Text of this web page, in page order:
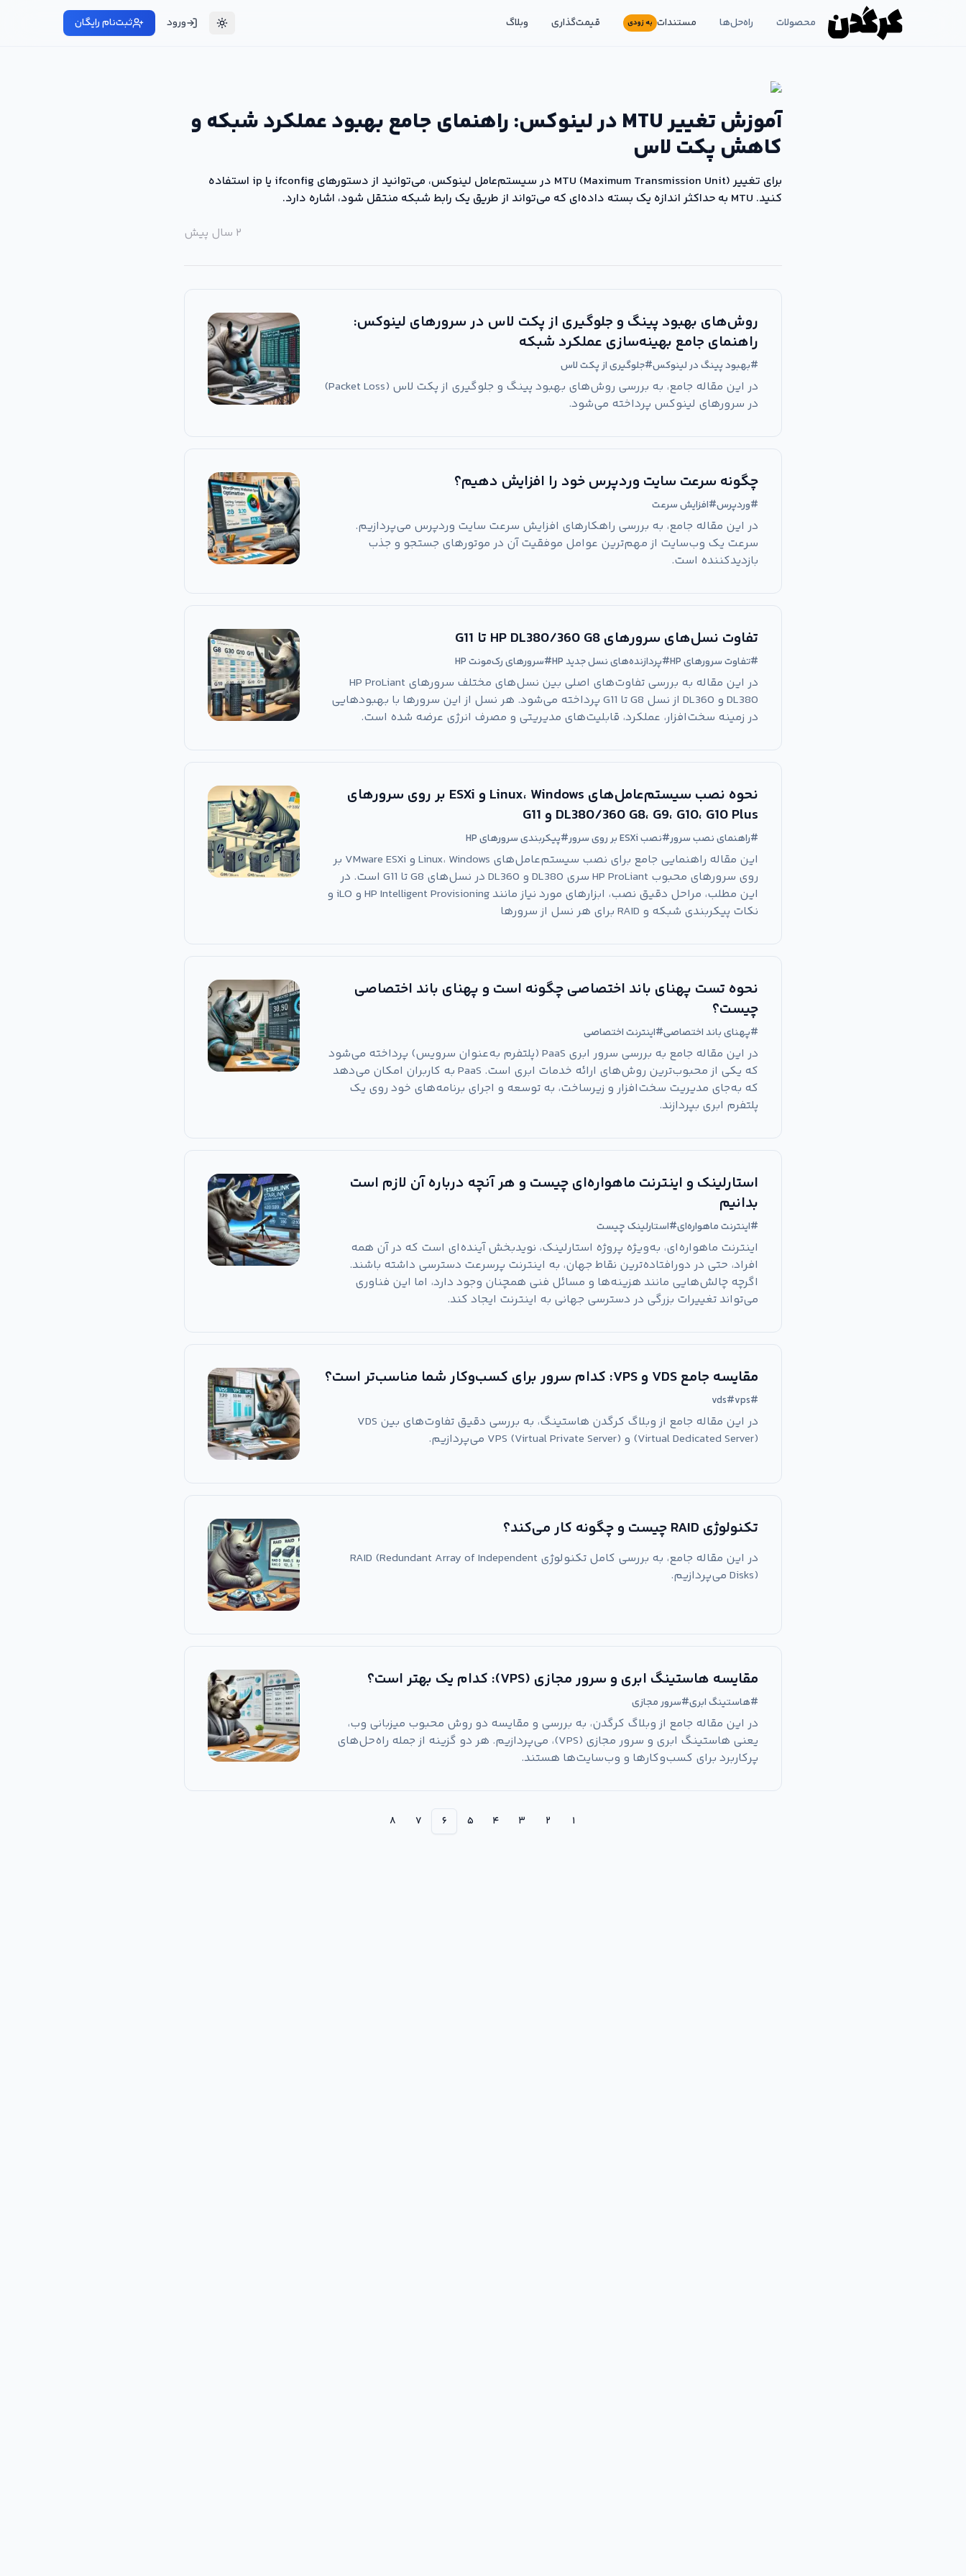
محصولات راه‌حل‌ها مستندات به زودی قیمت‌گذاری وبلاگ ورود ثبت‌نام رایگان
آموزش تغییر MTU در لینوکس: راهنمای جامع بهبود عملکرد شبکه و
کاهش پکت لاس
برای تغییر MTU (Maximum Transmission Unit) در سیستم‌عامل لینوکس، می‌توانید از دستورهای ifconfig یا ip استفاده
کنید. MTU به حداکثر اندازه یک بسته داده‌ای که می‌تواند از طریق یک رابط شبکه منتقل شود، اشاره دارد.
۲ سال پیش
روش‌های بهبود پینگ و جلوگیری از پکت لاس در سرورهای لینوکس:
راهنمای جامع بهینه‌سازی عملکرد شبکه
#بهبود پینگ در لینوکس#جلوگیری از پکت لاس
در این مقاله جامع، به بررسی روش‌های بهبود پینگ و جلوگیری از پکت لاس (Packet Loss)
در سرورهای لینوکس پرداخته می‌شود.
چگونه سرعت سایت وردپرس خود را افزایش دهیم؟
#وردپرس#افزایش سرعت
در این مقاله جامع، به بررسی راهکارهای افزایش سرعت سایت وردپرس می‌پردازیم.
سرعت یک وب‌سایت از مهم‌ترین عوامل موفقیت آن در موتورهای جستجو و جذب
بازدیدکننده است.
تفاوت نسل‌های سرورهای HP DL380/360 G8 تا G11
#تفاوت سرورهای HP #پردازنده‌های نسل جدید HP #سرورهای رک‌مونت HP
در این مقاله به بررسی تفاوت‌های اصلی بین نسل‌های مختلف سرورهای HP ProLiant
DL380 و DL360 از نسل G8 تا G11 پرداخته می‌شود. هر نسل از این سرورها با بهبودهایی
در زمینه سخت‌افزار، عملکرد، قابلیت‌های مدیریتی و مصرف انرژی عرضه شده است.
نحوه نصب سیستم‌عامل‌های Linux، Windows و ESXi بر روی سرورهای
DL380/360 G8، G9، G10، G10 Plus و G11
#راهنمای نصب سرور#نصب ESXi بر روی سرور #پیکربندی سرورهای HP
این مقاله راهنمایی جامع برای نصب سیستم‌عامل‌های Linux، Windows و VMware ESXi بر
روی سرورهای محبوب HP ProLiant سری DL380 و DL360 در نسل‌های G8 تا G11 است. در
این مطلب، مراحل دقیق نصب، ابزارهای مورد نیاز مانند HP Intelligent Provisioning و iLO و
نکات پیکربندی شبکه و RAID برای هر نسل از سرورها
نحوه تست پهنای باند اختصاصی چگونه است و پهنای باند اختصاصی
چیست؟
#پهنای باند اختصاصی#اینترنت اختصاصی
در این مقاله جامع به بررسی سرور ابری PaaS (پلتفرم به‌عنوان سرویس) پرداخته می‌شود
که یکی از محبوب‌ترین روش‌های ارائه خدمات ابری است. PaaS به کاربران امکان می‌دهد
که به‌جای مدیریت سخت‌افزار و زیرساخت، به توسعه و اجرای برنامه‌های خود روی یک
پلتفرم ابری بپردازند.
استارلینک و اینترنت ماهواره‌ای چیست و هر آنچه درباره آن لازم است
بدانیم
#اینترنت ماهواره‌ای#استارلینک چیست
اینترنت ماهواره‌ای، به‌ویژه پروژه استارلینک، نویدبخش آینده‌ای است که در آن همه
افراد، حتی در دورافتاده‌ترین نقاط جهان، به اینترنت پرسرعت دسترسی داشته باشند.
اگرچه چالش‌هایی مانند هزینه‌ها و مسائل فنی همچنان وجود دارد، اما این فناوری
می‌تواند تغییرات بزرگی در دسترسی جهانی به اینترنت ایجاد کند.
مقایسه جامع VDS و VPS: کدام سرور برای کسب‌وکار شما مناسب‌تر است؟
#
vps
#
vds
در این مقاله جامع از وبلاگ کرگدن هاستینگ، به بررسی دقیق تفاوت‌های بین VDS
(Virtual Dedicated Server) و VPS (Virtual Private Server) می‌پردازیم.
تکنولوژی RAID چیست و چگونه کار می‌کند؟
در این مقاله جامع، به بررسی کامل تکنولوژی RAID (Redundant Array of Independent
Disks) می‌پردازیم.
مقایسه هاستینگ ابری و سرور مجازی (VPS): کدام یک بهتر است؟
#هاستینگ ابری#سرور مجازی
در این مقاله جامع از وبلاگ کرگدن، به بررسی و مقایسه دو روش محبوب میزبانی وب،
یعنی هاستینگ ابری و سرور مجازی (VPS)، می‌پردازیم. هر دو گزینه از جمله راه‌حل‌های
پرکاربرد برای کسب‌وکارها و وب‌سایت‌ها هستند.
۱ ۲ ۳ ۴ ۵ ۶ ۷ ۸